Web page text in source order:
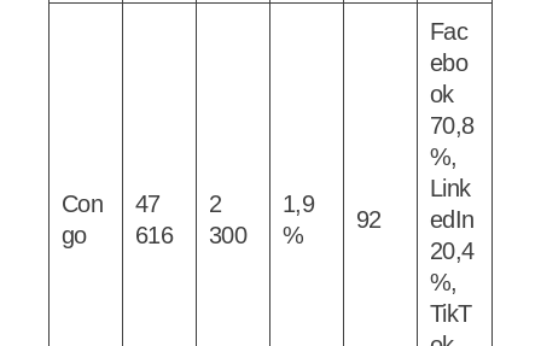
Con
go
47
616
2
300
1,9
%
92
Fac
ebo
ok
70,8
%,
Link
edIn
20,4
%,
TikT